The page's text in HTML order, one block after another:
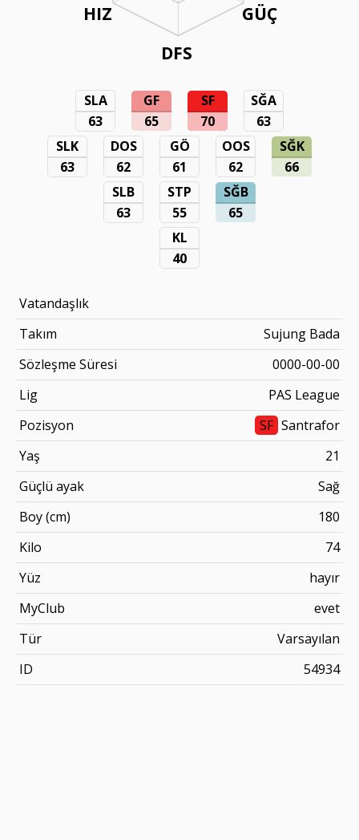
GÜÇ
DFS
HIZ
SLA
63
GF
65
SF
70
SĞA
63
SLK
63
DOS
62
GÖ
61
OOS
62
SĞK
66
SLB
63
STP
55
SĞB
65
KL
40
Vatandaşlık
Takım
Sujung Bada
Sözleşme Süresi
0000-00-00
Lig
PAS League
Pozisyon
SF Santrafor
Yaş
21
Güçlü ayak
Sağ
Boy (cm)
180
Kilo
74
Yüz
hayır
MyClub
evet
Tür
Varsayılan
ID
54934